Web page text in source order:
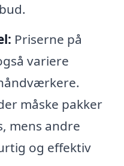
Priserne på
variere
måske pakker
mens andre
og effektiv